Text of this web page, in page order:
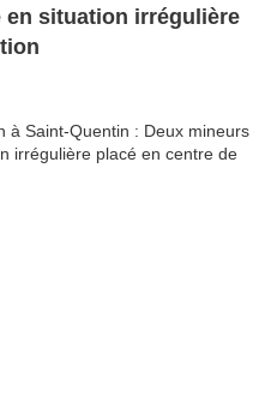
en situation irrégulière